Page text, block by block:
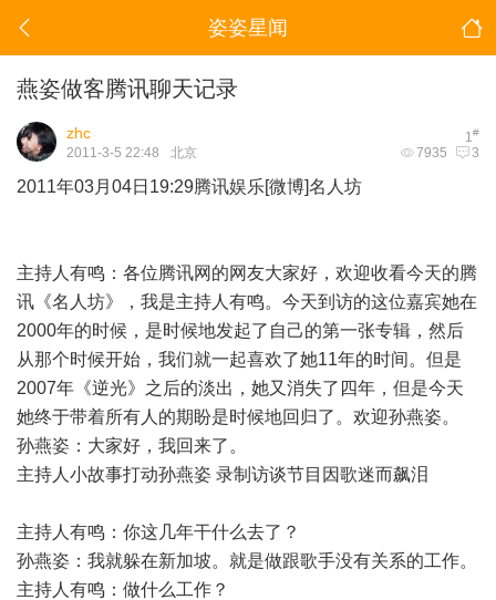
姿姿星闻
燕姿做客腾讯聊天记录
1#
zhc
7935 3
2011-3-5 22:48 北京
2011年03月04日19:29腾讯娱乐[微博]名人坊
主持人有鸣：各位腾讯网的网友大家好，欢迎收看今天的腾
讯《名人坊》，我是主持人有鸣。今天到访的这位嘉宾她在
2000年的时候，是时候地发起了自己的第一张专辑，然后
从那个时候开始，我们就一起喜欢了她11年的时间。但是
2007年《逆光》之后的淡出，她又消失了四年，但是今天
她终于带着所有人的期盼是时候地回归了。欢迎孙燕姿。
孙燕姿：大家好，我回来了。
主持人小故事打动孙燕姿 录制访谈节目因歌迷而飙泪
主持人有鸣：你这几年干什么去了？
孙燕姿：我就躲在新加坡。就是做跟歌手没有关系的工作。
主持人有鸣：做什么工作？